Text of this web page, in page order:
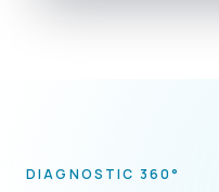
DIAGNOSTIC 360°